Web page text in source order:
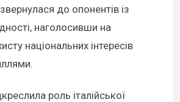
звернулася до опонентів із
наголосивши на
національних інтересів
роль італійської